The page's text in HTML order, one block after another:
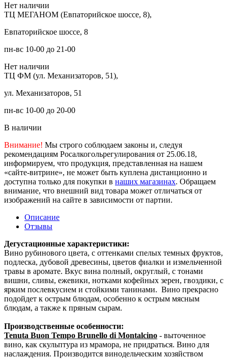
Нет наличии
ТЦ МЕГАНОМ (Евпаторийское шоссе, 8),
Евпаторийское шоссе, 8
пн-вс 10-00 до 21-00
Нет наличии
ТЦ ФМ (ул. Механизаторов, 51),
ул. Механизаторов, 51
пн-вс 10-00 до 20-00
В наличии
Внимание! Мы строго соблюдаем законы и, следуя
рекомендациям Росалкогольрегулирования от 25.06.18,
информируем, что продукция, представленная на нашем
«сайте-витрине», не может быть куплена дистанционно и
доступна только для покупки в наших магазинах. Обращаем
внимание, что внешний вид товара может отличаться от
изображений на сайте в зависимости от партии.
Описание
Отзывы
Дегустационные характеристики:
Вино рубинового цвета, с оттенками спелых темных фруктов,
подлеска, дубовой древесины, цветов фиалки и измельченной
травы в аромате. Вкус вина полный, округлый, с тонами
вишни, сливы, ежевики, нотками кофейных зерен, гвоздики, с
ярким послевкусием и стойкими танинами. Вино прекрасно
подойдет к острым блюдам, особенно к острым мясным
блюдам, а также к пряным сырам.
Производственные особенности:
Tenuta Buon Tempo Brunello di Montalcino - выточенное
вино, как скульптура из мрамора, не придраться. Вино для
наслаждения. Производится винодельческим хозяйством